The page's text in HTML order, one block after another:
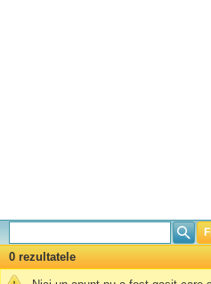
0 rezultatele